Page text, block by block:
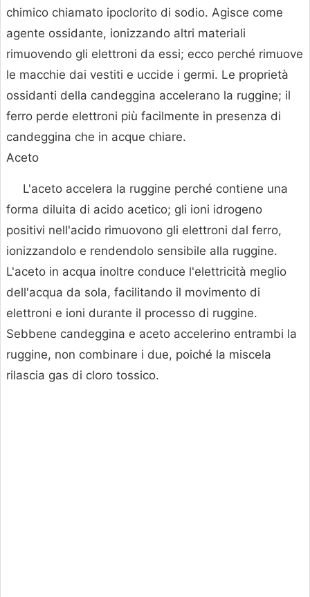
chimico chiamato ipoclorito di sodio. Agisce come
agente ossidante, ionizzando altri materiali
rimuovendo gli elettroni da essi; ecco perché rimuove
le macchie dai vestiti e uccide i germi. Le proprietà
ossidanti della candeggina accelerano la ruggine; il
ferro perde elettroni più facilmente in presenza di
candeggina che in acque chiare.
Aceto
L'aceto accelera la ruggine perché contiene una
forma diluita di acido acetico; gli ioni idrogeno
positivi nell'acido rimuovono gli elettroni dal ferro,
ionizzandolo e rendendolo sensibile alla ruggine.
L'aceto in acqua inoltre conduce l'elettricità meglio
dell'acqua da sola, facilitando il movimento di
elettroni e ioni durante il processo di ruggine.
Sebbene candeggina e aceto accelerino entrambi la
ruggine, non combinare i due, poiché la miscela
rilascia gas di cloro tossico.